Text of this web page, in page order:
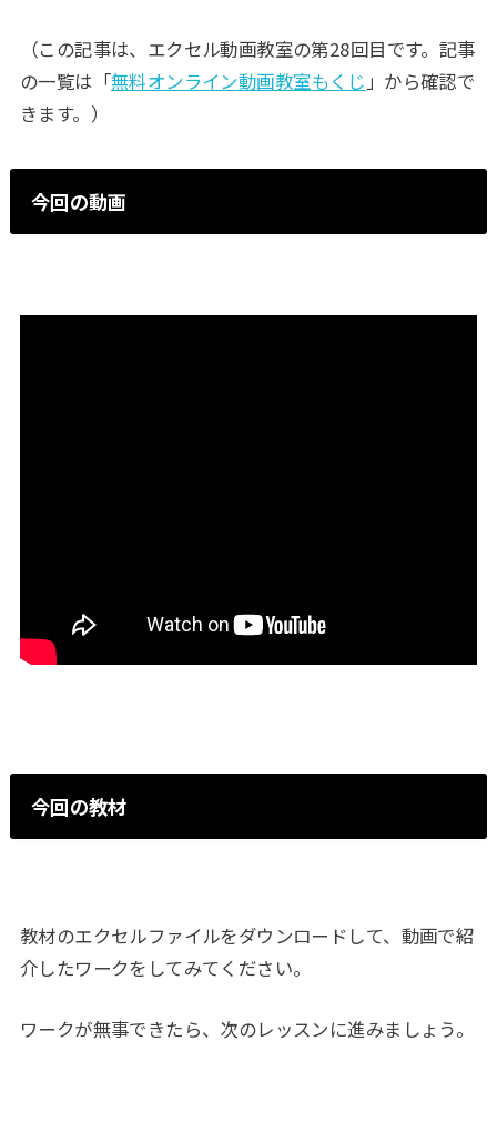
（この記事は、エクセル動画教室の第28回目です。記事
の一覧は「無料オンライン動画教室もくじ」から確認で
きます。）
今回の動画
今回の教材
教材のエクセルファイルをダウンロードして、動画で紹
介したワークをしてみてください。
ワークが無事できたら、次のレッスンに進みましょう。